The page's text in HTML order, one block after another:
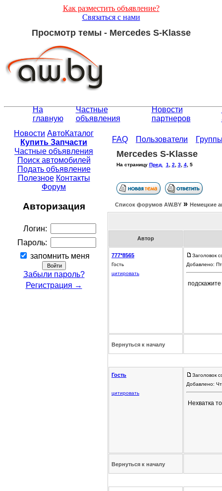
Как разместить объявление?
Связаться с нами
Просмотр темы - Mercedes S-Klasse
На
главную
Частные
объявления
Новости
партнеров
Новости АвтоКаталог
Купить Запчасти
Частные объявления
Поиск автомобилей
Подать объявление
Полезное Контакты
Форум
Авторизация
Логин:
Пароль:
запомнить меня
Забыли пароль?
Регистрация →
FAQ Пользователи
Mercedes S-Klasse
На страницу Пред. 1 2 3, 4, 5
Список форумов АW.BY » Немецкие
Автор
777*8565
Гость
цитировать
Заголовок
Добавлено:
Вернуться к началу
Гость
цитировать
Заголовок
Добавлено:
Нехватка
Вернуться к началу